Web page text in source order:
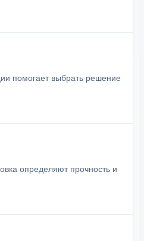
помогает выбрать решение
определяют прочность и